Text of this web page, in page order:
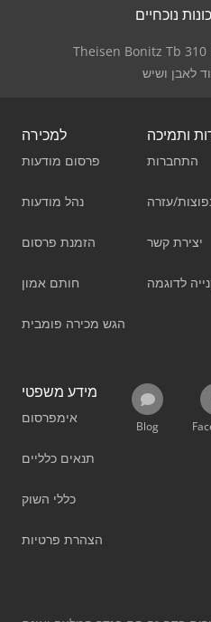
Theisen Bonitz Tb 310
לאבן ושיש
למכירה
פרסום מודעות
נהל מודעות
הזמנת פרסום
חותם אמון
הגש מכירה פומבית
ותמיכה
התחברות
עזרה
יצירת קשר
לדוגמה
מידע משפטי
אימפרסום
תנאים כלליים
כללי השוק
הצהרת פרטיות
Blog